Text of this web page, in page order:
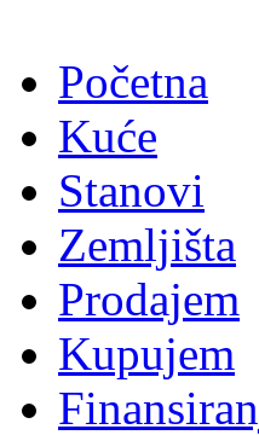
Početna
Kuće
Stanovi
Zemljišta
Prodajem
Kupujem